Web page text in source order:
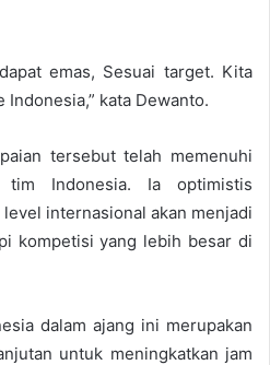
emas, Sesuai target. Kita
kata Dewanto.
tersebut telah memenuhi
Indonesia. Ia optimistis
internasional akan menjadi
kompetisi yang lebih besar di
dalam ajang ini merupakan
untuk meningkatkan jam